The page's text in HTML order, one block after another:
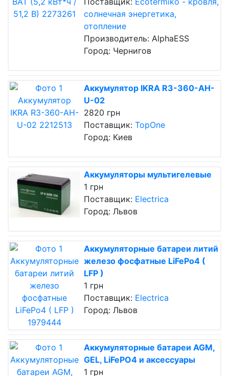
солнечная энергетика,
отопление
Производитель: AlphaESS
Город: Чернигов
Аккумулятор IKRA R3-360-AH-
U-02
2820 грн
Поставщик: TopOne
Город: Киев
Аккумуляторы мультигелевые
1 грн
Поставщик: Electrica
Город: Львов
Аккумуляторные батареи литий
железо фосфатные LiFePo4 (
LFP )
1 грн
Поставщик: Electrica
Город: Львов
Аккумуляторные батареи AGM,
GEL, LiFePO4 и аксессуары
1 грн